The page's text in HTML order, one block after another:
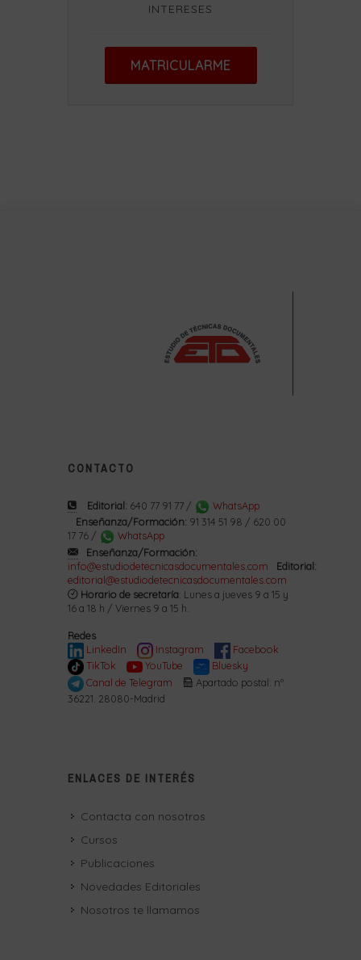
INTERESES
MATRICULARME
CONTACTO
Editorial: 640 77 91 77 /
WhatsApp
Enseñanza/Formación: 91 314 51 98 / 620 00
17 76 /
WhatsApp
Enseñanza/Formación:
info@estudiodetecnicasdocumentales.com
Editorial:
editorial@estudiodetecnicasdocumentales.com
Horario de secretaría: Lunes a jueves 9 a 15 y
16 a 18 h / Viernes 9 a 15 h.
Redes
LinkedIn
Instagram
Facebook
TikTok
YouTube
Bluesky
Canal de Telegram
Apartado postal: nº
36221. 28080-Madrid
ENLACES DE INTERÉS
Contacta con nosotros
Cursos
Publicaciones
Novedades Editoriales
Nosotros te llamamos